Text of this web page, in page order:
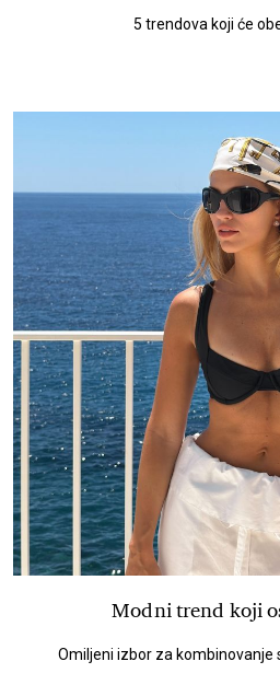
5 trendova koji će
Modni trend koji
Omiljeni izbor za kombinovanje